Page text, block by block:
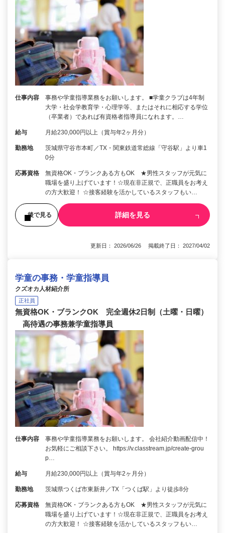
仕事内容
事務や学童指導業務をお願いします。 ■学童クラブは4年制
大学・社会学教育学・心理学等、またはそれに相応する学位
（卒業者）であれば有資格者指導員になれます。…
給与 月給230,000円以上（賞与年2ヶ月分）
勤務地
茨城県守谷市本町／TX・関東鉄道常総線「守谷駅」より車1
0分
応募資格
無資格OK・ブランクある方もOK ★男性スタッフが元気に
職場を盛り上げています！☆現在非正規で、正職員をお考え
の方大歓迎！ ☆接客経験を活かしているスタッフもい…
後で見る 詳細を見る
更新日： 2026/06/26 掲載終了日： 2027/04/02
学童の事務・学童指導員
クズオカ人材紹介所
正社員
無資格OK・ブランクOK 完全週休2日制（土曜・日曜）
高待遇の事務兼学童指導員
仕事内容
事務や学童指導業務をお願いします。 会社紹介動画配信中！
お気軽にご相談下さい。 https://v.classtream.jp/create-grou
p…
給与 月給230,000円以上（賞与年2ヶ月分）
勤務地 茨城県つくば市東新井／TX「つくば駅」より徒歩8分
応募資格
無資格OK・ブランクある方もOK ★男性スタッフが元気に
職場を盛り上げています！☆現在非正規で、正職員をお考え
の方大歓迎！ ☆接客経験を活かしているスタッフもい…